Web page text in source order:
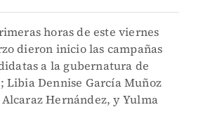
horas de este viernes
dieron inicio las campañas
a la gubernatura de
Libia Dennise García Muñoz
Hernández, y Yulma